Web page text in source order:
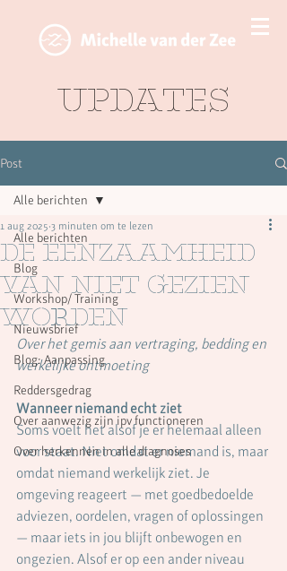
Updates
Post
Alle berichten
Blog
Workshop/ Training
Nieuwsbrief
Blog: Aanpassing
Reddersgedrag
Over aanwezig zijn ipv functioneren
Over herkennen in alle diagnoses
Alle berichten
De eenzaamheid
van niet gezien
worden
1 aug 2025 3 minuten om te lezen
Over het gemis aan vertraging, bedding en
werkelijke ontmoeting
Wanneer niemand echt ziet
Soms voelt het alsof je er helemaal alleen
voor staat. Niet omdat er niemand is, maar
omdat niemand werkelijk ziet. Je
omgeving reageert — met goedbedoelde
adviezen, oordelen, vragen of oplossingen
— maar iets in jou blijft onbewogen en
ongezien. Alsof er op een ander niveau